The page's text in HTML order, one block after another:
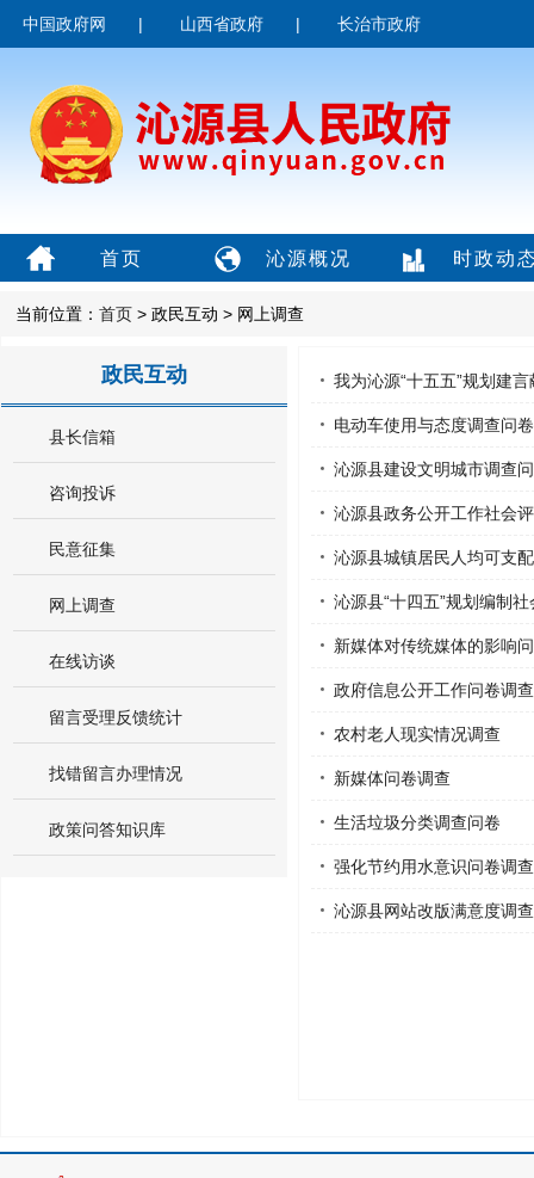
中国政府网 | 山西省政府 | 长治市政府
首页 沁源概况 时政动
当前位置： 首页 > 政民互动 > 网上调查
政民互动
县长信箱
咨询投诉
民意征集
网上调查
在线访谈
留言受理反馈统计
找错留言办理情况
政策问答知识库
我为沁源“十五五”规划建言
电动车使用与态度调查问卷
沁源县建设文明城市调查
沁源县政务公开工作社会
沁源县城镇居民人均可支
沁源县“十四五”规划编制
新媒体对传统媒体的影响
政府信息公开工作问卷调查
农村老人现实情况调查
新媒体问卷调查
生活垃圾分类调查问卷
强化节约用水意识问卷调查
沁源县网站改版满意度调查